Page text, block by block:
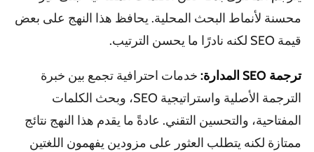
محسنة لأنماط البحث المحلية. يحافظ هذا النهج على بعض
قيمة SEO لكنه نادرًا ما يحسن الترتيب.
ترجمة SEO المدارة:
خدمات احترافية تجمع بين خبرة
الترجمة الأصلية واستراتيجية SEO، وبحث الكلمات
المفتاحية، والتحسين التقني. عادةً ما يقدم هذا النهج نتائج
ممتازة لكنه يتطلب العثور على مزودين يفهمون اللغتين